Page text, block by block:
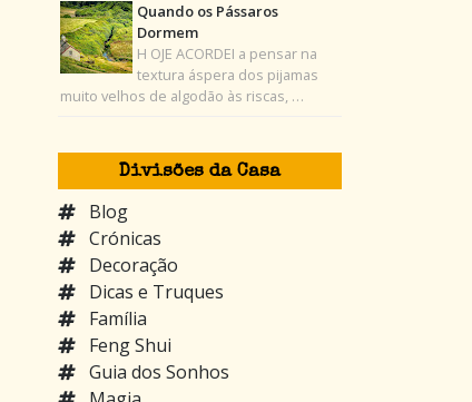
Quando os Pássaros
Dormem
H OJE ACORDEI a pensar na
textura áspera dos pijamas
muito velhos de algodão às riscas, …
Divisões da Casa
Blog
Crónicas
Decoração
Dicas e Truques
Família
Feng Shui
Guia dos Sonhos